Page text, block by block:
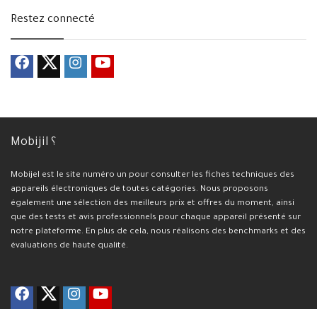
Restez connecté
Mobijil ؟
Mobijel est le site numéro un pour consulter les fiches techniques des
appareils électroniques de toutes catégories. Nous proposons
également une sélection des meilleurs prix et offres du moment, ainsi
que des tests et avis professionnels pour chaque appareil présenté sur
notre plateforme. En plus de cela, nous réalisons des benchmarks et des
évaluations de haute qualité.